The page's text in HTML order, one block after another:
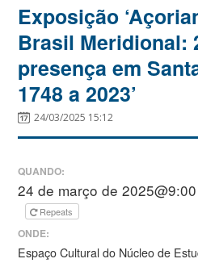
Exposição
Brasil Meridional:
presença em
1748 a 2023’
24/03/2025 15:12
QUANDO:
24 de março de
Repeats
ONDE:
Espaço Cultural do Núcleo de